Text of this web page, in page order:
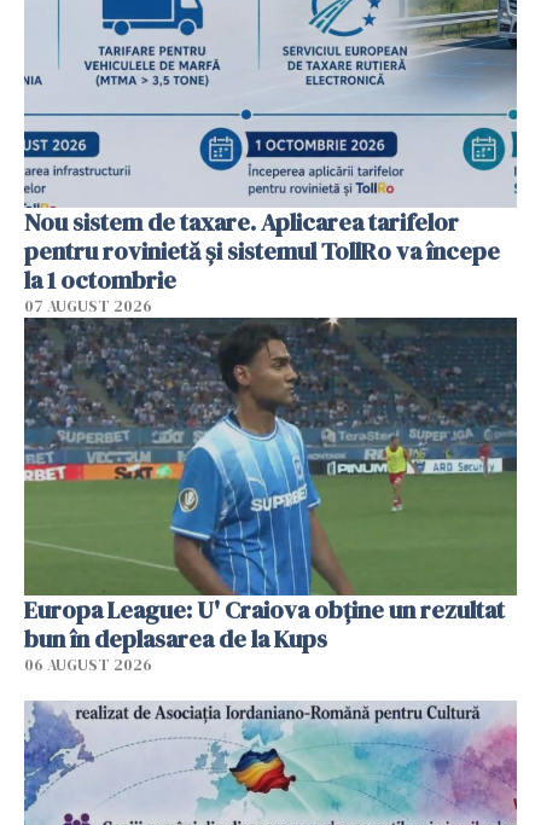
Nou sistem de taxare. Aplicarea tarifelor
pentru rovinietă şi sistemul TollRo va începe
la 1 octombrie
07 AUGUST 2026
Europa League: U' Craiova obține un rezultat
bun în deplasarea de la Kups
06 AUGUST 2026